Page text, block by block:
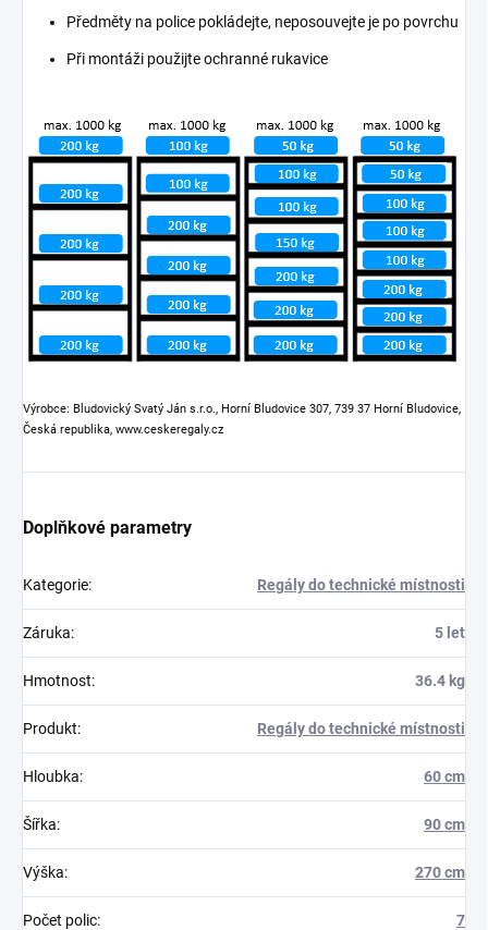
Předměty na police pokládejte, neposouvejte je po povrchu
Při montáži použijte ochranné rukavice
Výrobce: Bludovický Svatý Ján s.r.o., Horní Bludovice 307, 739 37 Horní Bludovice,
Česká republika, www.ceskeregaly.cz
Doplňkové parametry
Kategorie: Regály do technické místnosti
Záruka: 5 let
Hmotnost: 36.4 kg
Produkt: Regály do technické místnosti
Hloubka: 60 cm
Šířka: 90 cm
Výška: 270 cm
Počet polic: 7